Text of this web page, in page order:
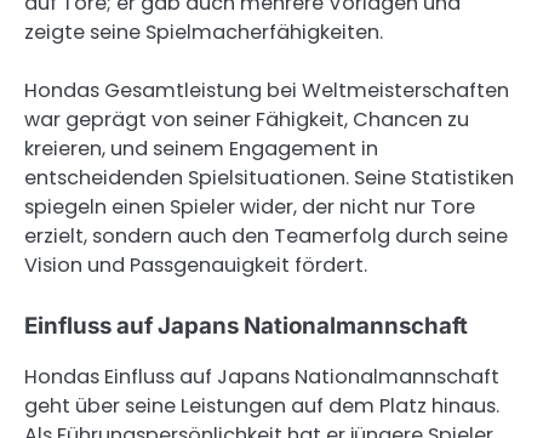
zeigte seine Spielmacherfähigkeiten.
Hondas Gesamtleistung bei Weltmeisterschaften
war geprägt von seiner Fähigkeit, Chancen zu
kreieren, und seinem Engagement in
entscheidenden Spielsituationen. Seine Statistiken
spiegeln einen Spieler wider, der nicht nur Tore
erzielt, sondern auch den Teamerfolg durch seine
Vision und Passgenauigkeit fördert.
Einfluss auf Japans Nationalmannschaft
Hondas Einfluss auf Japans Nationalmannschaft
geht über seine Leistungen auf dem Platz hinaus.